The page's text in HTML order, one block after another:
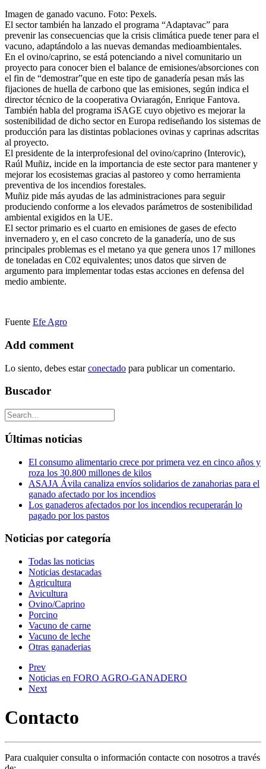
Imagen de ganado vacuno. Foto: Pexels.
El sector también ha lanzado el programa “Adaptavac” para
prevenir las consecuencias que la crisis climática puede tener para el
vacuno, adaptándolo a las nuevas demandas medioambientales.
En el ovino/caprino, se está potenciando a nivel comunitario un
proyecto para conocer bien el balance de emisiones/absorciones con
el fin de “demostrar”que en este tipo de ganadería pesan más las
fijaciones de huella de carbono que las emisiones, según indica el
director técnico de la cooperativa Oviaragón, Enrique Fantova.
También habla del programa iSAGE cuyo objetivo es mejorar la
sostenibilidad de dicho sector en Europa rediseñando los sistemas de
producción para las distintas poblaciones ovinas y caprinas adscritas
al proyecto.
El presidente de la interprofesional del ovino/caprino (Interovic),
Raúl Muñiz, incide en la importancia de este sector para mantener y
mejorar los ecosistemas gracias al pastoreo y como herramienta
preventiva de los incendios forestales.
Muñiz pide más ayudas de las administraciones para seguir
produciendo conforme a los elevados parámetros de sostenibilidad
ambiental exigidos en la UE.
El sector primario es el cuarto en emisiones de gases de efecto
invernadero y, en el caso concreto de la ganadería, uno de sus
principales problemas es el metano ya que genera unos 17 millones
de toneladas en C02 equivalentes; unos datos que sirven de
argumento para implementar todas estas acciones en defensa del
medio ambiente.
Fuente Efe Agro
Add comment
Lo siento, debes estarconectado para publicar un comentario.
Buscador
Últimas noticias
El consumo alimentario crece por primera vez en cinco años y
roza los 30.800 millones de kilos
ASAJA Ávila canaliza envíos solidarios de zanahorias para el
ganado afectado por los incendios
Los ganaderos afectados por los incendios recuperarán lo
pagado por los pastos
Noticias por categoría
Todas las noticias
Noticias destacadas
Agricultura
Avicultura
Ovino/Caprino
Porcino
Vacuno de carne
Vacuno de leche
Otras ganaderias
Prev
Noticias en FORO AGRO-GANADERO
Next
Contacto
Para cualquier consulta o información contacte con nosotros a través